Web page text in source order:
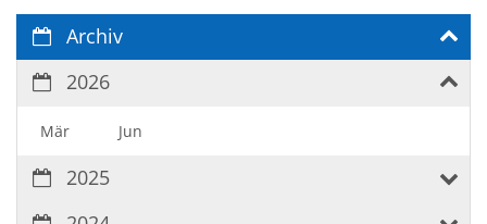
Archiv
2026
Mär Jun
2025